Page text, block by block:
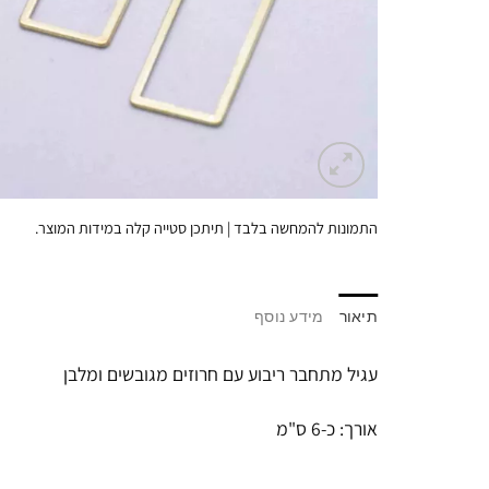
התמונות להמחשה בלבד | תיתכן סטייה קלה במידות המוצר.
תיאור מידע נוסף
עגיל מתחבר ריבוע עם חרוזים מגובשים ומלבן
אורך: כ-6 ס"מ